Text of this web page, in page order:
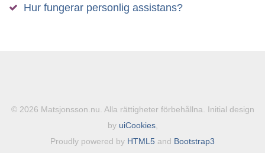
Hur fungerar personlig assistans?
© 2026 Matsjonsson.nu. Alla rättigheter förbehållna. Initial design
by uiCookies,
Proudly powered by HTML5 and Bootstrap3